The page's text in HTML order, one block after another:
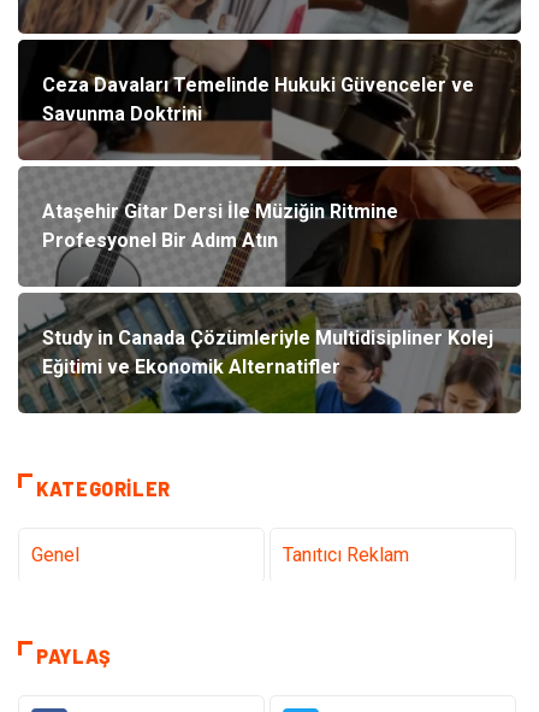
Ceza Davaları Temelinde Hukuki Güvenceler ve
Savunma Doktrini
Ataşehir Gitar Dersi İle Müziğin Ritmine
Profesyonel Bir Adım Atın
Study in Canada Çözümleriyle Multidisipliner Kolej
Eğitimi ve Ekonomik Alternatifler
KATEGORILER
Genel Tanıtıcı Reklam
PAYLAŞ